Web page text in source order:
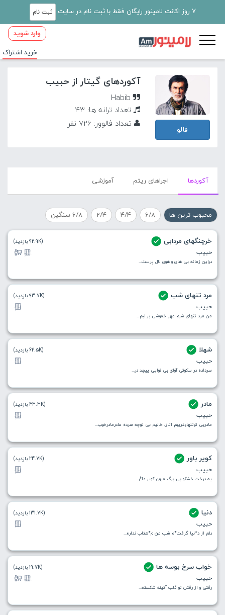
7 روز اکانت لامینور رایگان فقط با ثبت نام در سایت ثبت نام
وارد شوید
خرید اشتراک
فالو
آکوردهای گیتار از حبیب
Habib
تعداد ترانه ها: 43
تعداد فالوور: 726 نفر
آکورد‌ها اجراهای ریتم آموزشی
محبوب ترین ها 6/8
4/4
2/4 6/8 سنگین
خرچنگهای مردابی
حبیب
دراین زمانه بی های و هوی لال پرست...
(92.9K بازدید)
مرد تنهای شب
حبیب
من مرد تنهای شبم مهر خموشی بر لبم...
(93.7K بازدید)
شهلا
حبیب
سرداده در سکوتی آوای بی نوایی پیچد در...
(62.5K بازدید)
مادر
حبیب
مادربی توتنهاوغریبم اتاق خالیم بی توچه سرده مادرمادرخوب...
(43.3K بازدید)
کویر باور
حبیب
یه درخت خشکو بی برگ میون کویر داغ...
(24.7K بازدید)
دنیا
حبیب
دلم از د*نیا گرفت*ه شب من م*هتاب نداره...
(131.7K بازدید)
خواب سرخ بوسه ها
حبیب
رفتی و از رفتن تو قلب آئینه شکسته...
(19.7K بازدید)